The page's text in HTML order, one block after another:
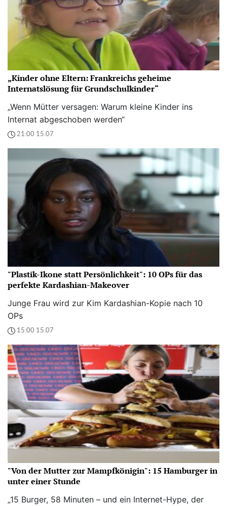
„Kinder ohne Eltern: Frankreichs geheime
Internatslösung für Grundschulkinder“
„Wenn Mütter versagen: Warum kleine Kinder ins
Internat abgeschoben werden“
21:00 15.07
"Plastik-Ikone statt Persönlichkeit": 10 OPs für das
perfekte Kardashian-Makeover
Junge Frau wird zur Kim Kardashian-Kopie nach 10
OPs
15:00 15.07
"Von der Mutter zur Mampfkönigin": 15 Hamburger in
unter einer Stunde
„15 Burger, 58 Minuten – und ein Internet-Hype, der